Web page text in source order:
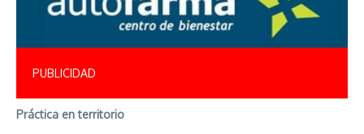
PUBLICIDAD
Práctica en territorio